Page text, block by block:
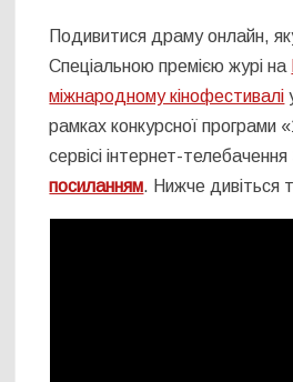
Подивитися драму онлайн,
Спеціальною премією журі на
міжнародному кінофестивалі
рамках конкурсної програми
сервісі інтернет-
посиланням. Нижче дивіться